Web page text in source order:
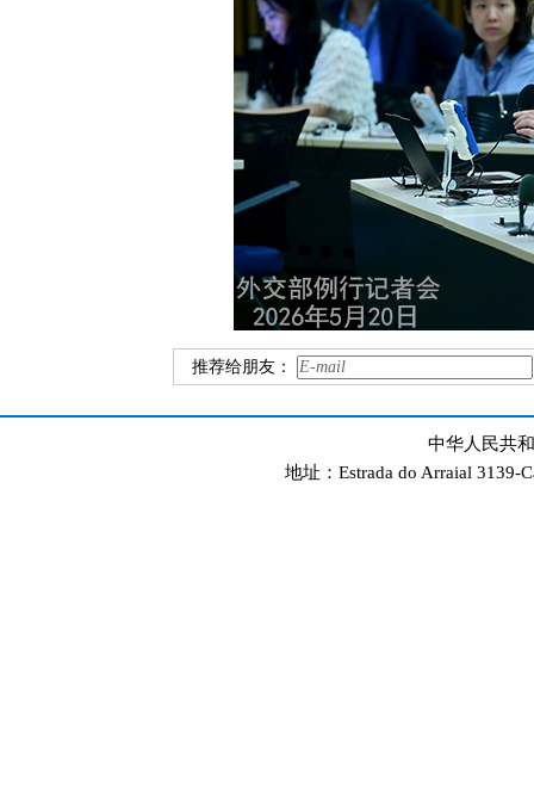
推荐给朋友：
中华人民共
地址：Estrada do Arraial 3139-